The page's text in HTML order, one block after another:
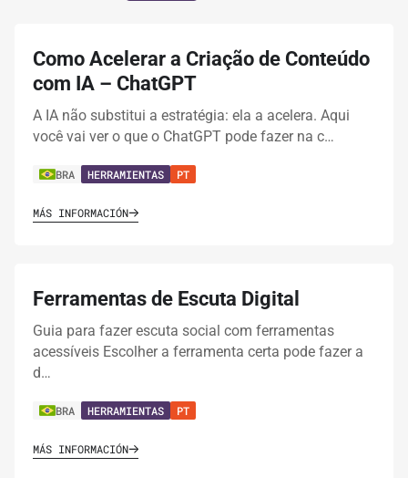
Como Acelerar a Criação de Conteúdo
com IA – ChatGPT
A IA não substitui a estratégia: ela a acelera. Aqui
você vai ver o que o ChatGPT pode fazer na c…
BRA HERRAMIENTAS PT
MÁS INFORMACIÓN
Ferramentas de Escuta Digital
Guia para fazer escuta social com ferramentas
acessíveis Escolher a ferramenta certa pode fazer a
d…
BRA HERRAMIENTAS PT
MÁS INFORMACIÓN